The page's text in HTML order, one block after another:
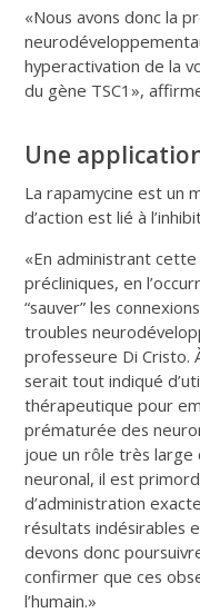
«Nous avons donc la
hyperactivation de la
du gène TSC1 »,
Une
La rapamycine est un
d’action est lié à
«En administrant
précliniques, en
“sauver” les
troubles
professeure Di Cristo.
serait tout indiqué
thérapeutique pour
prématurée des
joue un rôle très
neuronal, il est
d’administration
résultats indésirables
devons donc
confirmer que ces
l’humain.»